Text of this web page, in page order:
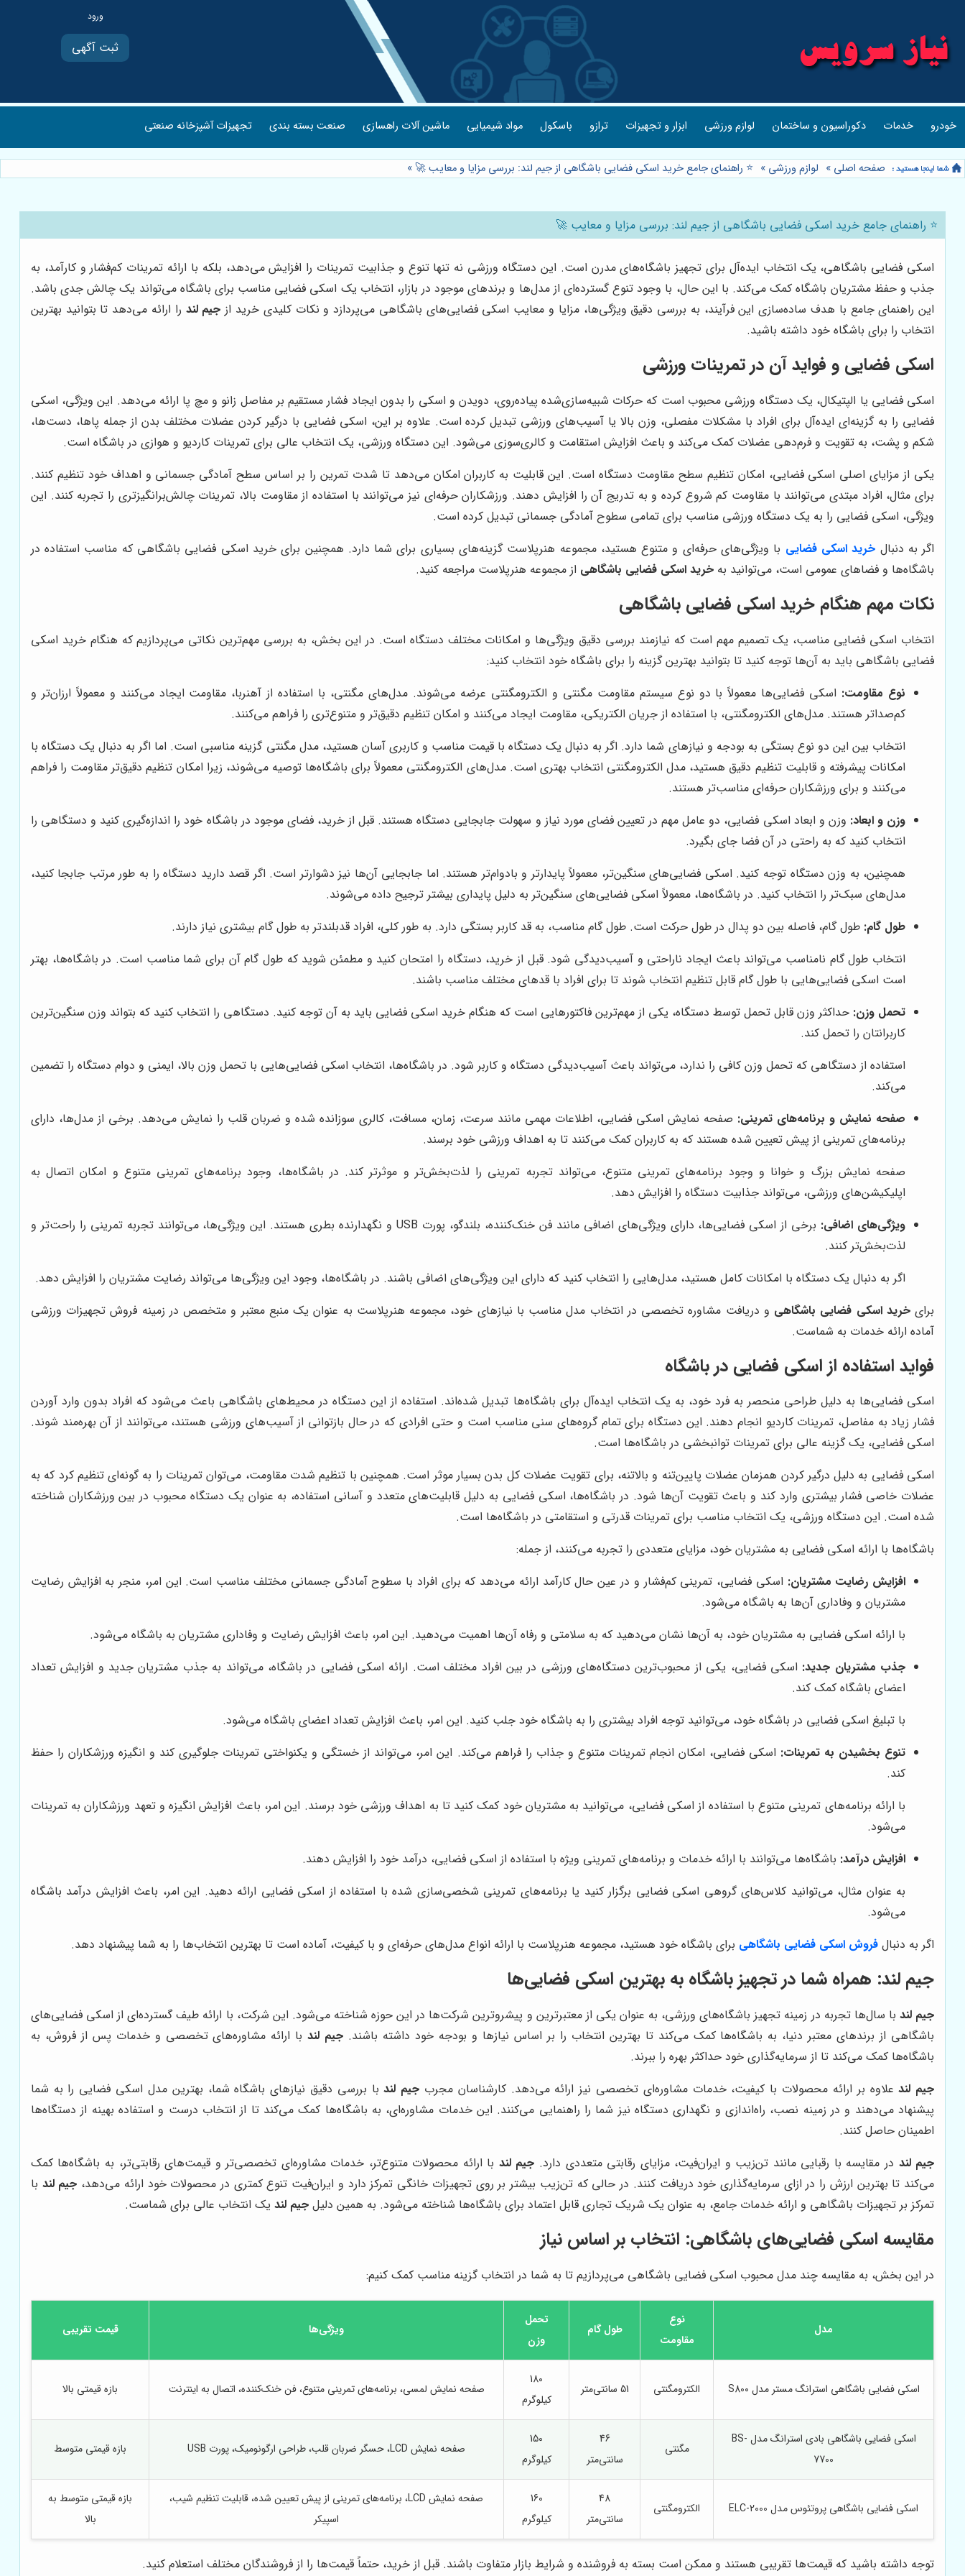
ثبت آگهی
خودرو خدمات دکوراسیون و ساختمان لوازم ورزشی ابزار و تجهیزات ترازو باسکول مواد شیمیایی ماشین آلات راهسازی صنعت بسته بندی تجهیزات آشپزخانه صنعتی
صفحه اصلی » لوازم ورزشی » ⭐️ راهنمای جامع خرید اسکی فضایی باشگاهی از جیم لند: بررسی مزایا و معایب 🚀 »
⭐️ راهنمای جامع خرید اسکی فضایی باشگاهی از جیم لند: بررسی مزایا و معایب 🚀
اسکی فضایی باشگاهی، یک انتخاب ایده‌آل برای تجهیز باشگاه‌های مدرن است. این دستگاه ورزشی نه تنها تنوع و جذابیت تمرینات را افزایش می‌دهد، بلکه با ارائه تمرینات کم‌فشار و کارآمد، به
جذب و حفظ مشتریان باشگاه کمک می‌کند. با این حال، با وجود تنوع گسترده‌ای از مدل‌ها و برندهای موجود در بازار، انتخاب یک اسکی فضایی مناسب برای باشگاه می‌تواند یک چالش جدی باشد.
این راهنمای جامع با هدف ساده‌سازی این فرآیند، به بررسی دقیق ویژگی‌ها، مزایا و معایب اسکی فضایی‌های باشگاهی می‌پردازد و نکات کلیدی خرید از جیم لند را ارائه می‌دهد تا بتوانید بهترین
انتخاب را برای باشگاه خود داشته باشید.
اسکی فضایی و فواید آن در تمرینات ورزشی
اسکی فضایی یا الپتیکال، یک دستگاه ورزشی محبوب است که حرکات شبیه‌سازی‌شده پیاده‌روی، دویدن و اسکی را بدون ایجاد فشار مستقیم بر مفاصل زانو و مچ پا ارائه می‌دهد. این ویژگی، اسکی
فضایی را به گزینه‌ای ایده‌آل برای افراد با مشکلات مفصلی، وزن بالا یا آسیب‌های ورزشی تبدیل کرده است. علاوه بر این، اسکی فضایی با درگیر کردن عضلات مختلف بدن از جمله پاها، دست‌ها،
شکم و پشت، به تقویت و فرم‌دهی عضلات کمک می‌کند و باعث افزایش استقامت و کالری‌سوزی می‌شود. این دستگاه ورزشی، یک انتخاب عالی برای تمرینات کاردیو و هوازی در باشگاه است.
یکی از مزایای اصلی اسکی فضایی، امکان تنظیم سطح مقاومت دستگاه است. این قابلیت به کاربران امکان می‌دهد تا شدت تمرین را بر اساس سطح آمادگی جسمانی و اهداف خود تنظیم کنند.
برای مثال، افراد مبتدی می‌توانند با مقاومت کم شروع کرده و به تدریج آن را افزایش دهند. ورزشکاران حرفه‌ای نیز می‌توانند با استفاده از مقاومت بالا، تمرینات چالش‌برانگیزتری را تجربه کنند. این
ویژگی، اسکی فضایی را به یک دستگاه ورزشی مناسب برای تمامی سطوح آمادگی جسمانی تبدیل کرده است.
اگر به دنبال خرید اسکی فضایی با ویژگی‌های حرفه‌ای و متنوع هستید، مجموعه هنرپلاست گزینه‌های بسیاری برای شما دارد. همچنین برای خرید اسکی فضایی باشگاهی که مناسب استفاده در
باشگاه‌ها و فضاهای عمومی است، می‌توانید به خرید اسکی فضایی باشگاهی از مجموعه هنرپلاست مراجعه کنید.
نکات مهم هنگام خرید اسکی فضایی باشگاهی
انتخاب اسکی فضایی مناسب، یک تصمیم مهم است که نیازمند بررسی دقیق ویژگی‌ها و امکانات مختلف دستگاه است. در این بخش، به بررسی مهم‌ترین نکاتی می‌پردازیم که هنگام خرید اسکی
فضایی باشگاهی باید به آن‌ها توجه کنید تا بتوانید بهترین گزینه را برای باشگاه خود انتخاب کنید:
نوع مقاومت: اسکی فضایی‌ها معمولاً با دو نوع سیستم مقاومت مگنتی و الکترومگنتی عرضه می‌شوند. مدل‌های مگنتی، با استفاده از آهنربا، مقاومت ایجاد می‌کنند و معمولاً ارزان‌تر و
کم‌صداتر هستند. مدل‌های الکترومگنتی، با استفاده از جریان الکتریکی، مقاومت ایجاد می‌کنند و امکان تنظیم دقیق‌تر و متنوع‌تری را فراهم می‌کنند.
انتخاب بین این دو نوع بستگی به بودجه و نیازهای شما دارد. اگر به دنبال یک دستگاه با قیمت مناسب و کاربری آسان هستید، مدل مگنتی گزینه مناسبی است. اما اگر به دنبال یک دستگاه با
امکانات پیشرفته و قابلیت تنظیم دقیق هستید، مدل الکترومگنتی انتخاب بهتری است. مدل‌های الکترومگنتی معمولاً برای باشگاه‌ها توصیه می‌شوند، زیرا امکان تنظیم دقیق‌تر مقاومت را فراهم
می‌کنند و برای ورزشکاران حرفه‌ای مناسب‌تر هستند.
وزن و ابعاد: وزن و ابعاد اسکی فضایی، دو عامل مهم در تعیین فضای مورد نیاز و سهولت جابجایی دستگاه هستند. قبل از خرید، فضای موجود در باشگاه خود را اندازه‌گیری کنید و دستگاهی را
انتخاب کنید که به راحتی در آن فضا جای بگیرد.
همچنین، به وزن دستگاه توجه کنید. اسکی فضایی‌های سنگین‌تر، معمولاً پایدارتر و بادوام‌تر هستند. اما جابجایی آن‌ها نیز دشوارتر است. اگر قصد دارید دستگاه را به طور مرتب جابجا کنید،
مدل‌های سبک‌تر را انتخاب کنید. در باشگاه‌ها، معمولاً اسکی فضایی‌های سنگین‌تر به دلیل پایداری بیشتر ترجیح داده می‌شوند.
طول گام: طول گام، فاصله بین دو پدال در طول حرکت است. طول گام مناسب، به قد کاربر بستگی دارد. به طور کلی، افراد قدبلندتر به طول گام بیشتری نیاز دارند.
انتخاب طول گام نامناسب می‌تواند باعث ایجاد ناراحتی و آسیب‌دیدگی شود. قبل از خرید، دستگاه را امتحان کنید و مطمئن شوید که طول گام آن برای شما مناسب است. در باشگاه‌ها، بهتر
است اسکی فضایی‌هایی با طول گام قابل تنظیم انتخاب شوند تا برای افراد با قد‌های مختلف مناسب باشند.
تحمل وزن: حداکثر وزن قابل تحمل توسط دستگاه، یکی از مهم‌ترین فاکتورهایی است که هنگام خرید اسکی فضایی باید به آن توجه کنید. دستگاهی را انتخاب کنید که بتواند وزن سنگین‌ترین
کاربرانتان را تحمل کند.
استفاده از دستگاهی که تحمل وزن کافی را ندارد، می‌تواند باعث آسیب‌دیدگی دستگاه و کاربر شود. در باشگاه‌ها، انتخاب اسکی فضایی‌هایی با تحمل وزن بالا، ایمنی و دوام دستگاه را تضمین
می‌کند.
صفحه نمایش و برنامه‌های تمرینی: صفحه نمایش اسکی فضایی، اطلاعات مهمی مانند سرعت، زمان، مسافت، کالری سوزانده شده و ضربان قلب را نمایش می‌دهد. برخی از مدل‌ها، دارای
برنامه‌های تمرینی از پیش تعیین شده هستند که به کاربران کمک می‌کنند تا به اهداف ورزشی خود برسند.
صفحه نمایش بزرگ و خوانا و وجود برنامه‌های تمرینی متنوع، می‌تواند تجربه تمرینی را لذت‌بخش‌تر و موثرتر کند. در باشگاه‌ها، وجود برنامه‌های تمرینی متنوع و امکان اتصال به
اپلیکیشن‌های ورزشی، می‌تواند جذابیت دستگاه را افزایش دهد.
ویژگی‌های اضافی:
برخی از اسکی فضایی‌ها، دارای ویژگی‌های اضافی مانند فن خنک‌کننده، بلندگو، پورت USB و نگهدارنده بطری هستند. این ویژگی‌ها، می‌توانند تجربه تمرینی را راحت‌تر و
لذت‌بخش‌تر کنند.
اگر به دنبال یک دستگاه با امکانات کامل هستید، مدل‌هایی را انتخاب کنید که دارای این ویژگی‌های اضافی باشند. در باشگاه‌ها، وجود این ویژگی‌ها می‌تواند رضایت مشتریان را افزایش دهد.
برایخرید اسکی فضایی باشگاهی و دریافت مشاوره تخصصی در انتخاب مدل مناسب با نیازهای خود، مجموعه هنرپلاست به عنوان یک منبع معتبر و متخصص در زمینه فروش تجهیزات ورزشی
آماده ارائه خدمات به شماست.
فواید استفاده از اسکی فضایی در باشگاه
اسکی فضایی‌ها به دلیل طراحی منحصر به فرد خود، به یک انتخاب ایده‌آل برای باشگاه‌ها تبدیل شده‌اند. استفاده از این دستگاه در محیط‌های باشگاهی باعث می‌شود که افراد بدون وارد آوردن
فشار زیاد به مفاصل، تمرینات کاردیو انجام دهند. این دستگاه برای تمام گروه‌های سنی مناسب است و حتی افرادی که در حال بازتوانی از آسیب‌های ورزشی هستند، می‌توانند از آن بهره‌مند شوند.
اسکی فضایی، یک گزینه عالی برای تمرینات توانبخشی در باشگاه‌ها است.
اسکی فضایی به دلیل درگیر کردن همزمان عضلات پایین‌تنه و بالاتنه، برای تقویت عضلات کل بدن بسیار موثر است. همچنین با تنظیم شدت مقاومت، می‌توان تمرینات را به گونه‌ای تنظیم کرد که به
عضلات خاصی فشار بیشتری وارد کند و باعث تقویت آن‌ها شود. در باشگاه‌ها، اسکی فضایی به دلیل قابلیت‌های متعدد و آسانی استفاده، به عنوان یک دستگاه محبوب در بین ورزشکاران شناخته
شده است. این دستگاه ورزشی، یک انتخاب مناسب برای تمرینات قدرتی و استقامتی در باشگاه‌ها است.
باشگاه‌ها با ارائه اسکی فضایی به مشتریان خود، مزایای متعددی را تجربه می‌کنند، از جمله:
افزایش رضایت مشتریان: اسکی فضایی، تمرینی کم‌فشار و در عین حال کارآمد ارائه می‌دهد که برای افراد با سطوح آمادگی جسمانی مختلف مناسب است. این امر، منجر به افزایش رضایت
مشتریان و وفاداری آن‌ها به باشگاه می‌شود.
با ارائه اسکی فضایی به مشتریان خود، به آن‌ها نشان می‌دهید که به سلامتی و رفاه آن‌ها اهمیت می‌دهید. این امر، باعث افزایش رضایت و وفاداری مشتریان به باشگاه می‌شود.
جذب مشتریان جدید: اسکی فضایی، یکی از محبوب‌ترین دستگاه‌های ورزشی در بین افراد مختلف است. ارائه اسکی فضایی در باشگاه، می‌تواند به جذب مشتریان جدید و افزایش تعداد
اعضای باشگاه کمک کند.
با تبلیغ اسکی فضایی در باشگاه خود، می‌توانید توجه افراد بیشتری را به باشگاه خود جلب کنید. این امر، باعث افزایش تعداد اعضای باشگاه می‌شود.
تنوع بخشیدن به تمرینات: اسکی فضایی، امکان انجام تمرینات متنوع و جذاب را فراهم می‌کند. این امر، می‌تواند از خستگی و یکنواختی تمرینات جلوگیری کند و انگیزه ورزشکاران را حفظ
کند.
با ارائه برنامه‌های تمرینی متنوع با استفاده از اسکی فضایی، می‌توانید به مشتریان خود کمک کنید تا به اهداف ورزشی خود برسند. این امر، باعث افزایش انگیزه و تعهد ورزشکاران به تمرینات
می‌شود.
افزایش درآمد: باشگاه‌ها می‌توانند با ارائه خدمات و برنامه‌های تمرینی ویژه با استفاده از اسکی فضایی، درآمد خود را افزایش دهند.
به عنوان مثال، می‌توانید کلاس‌های گروهی اسکی فضایی برگزار کنید یا برنامه‌های تمرینی شخصی‌سازی شده با استفاده از اسکی فضایی ارائه دهید. این امر، باعث افزایش درآمد باشگاه
می‌شود.
اگر به دنبال فروش اسکی فضایی باشگاهی برای باشگاه خود هستید، مجموعه هنرپلاست با ارائه انواع مدل‌های حرفه‌ای و با کیفیت، آماده است تا بهترین انتخاب‌ها را به شما پیشنهاد دهد.
جیم لند: همراه شما در تجهیز باشگاه به بهترین اسکی فضایی‌ها
جیم لندبا سال‌ها تجربه در زمینه تجهیز باشگاه‌های ورزشی، به عنوان یکی از معتبرترین و پیشروترین شرکت‌ها در این حوزه شناخته می‌شود. این شرکت، با ارائه طیف گسترده‌ای از اسکی فضایی‌های
باشگاهی از برندهای معتبر دنیا، به باشگاه‌ها کمک می‌کند تا بهترین انتخاب را بر اساس نیازها و بودجه خود داشته باشند. جیم لندبا ارائه مشاوره‌های تخصصی و خدمات پس از فروش، به
باشگاه‌ها کمک می‌کند تا از سرمایه‌گذاری خود حداکثر بهره را ببرند.
جیم لندعلاوه بر ارائه محصولات با کیفیت، خدمات مشاوره‌ای تخصصی نیز ارائه می‌دهد. کارشناسان مجرب جیم لندبا بررسی دقیق نیازهای باشگاه شما، بهترین مدل اسکی فضایی را به شما
پیشنهاد می‌دهند و در زمینه نصب، راه‌اندازی و نگهداری دستگاه نیز شما را راهنمایی می‌کنند. این خدمات مشاوره‌ای، به باشگاه‌ها کمک می‌کند تا از انتخاب درست و استفاده بهینه از دستگاه‌ها
اطمینان حاصل کنند.
جیم لند در مقایسه با رقبایی مانند تن‌زیب و ایران‌فیت، مزایای رقابتی متعددی دارد. جیم لند با ارائه محصولات متنوع‌تر، خدمات مشاوره‌ای تخصصی‌تر و قیمت‌های رقابتی‌تر، به باشگاه‌ها کمک
می‌کند تا بهترین ارزش را در ازای سرمایه‌گذاری خود دریافت کنند. در حالی که تن‌زیب بیشتر بر روی تجهیزات خانگی تمرکز دارد و ایران‌فیت تنوع کمتری در محصولات خود ارائه می‌دهد، جیم لند با
تمرکز بر تجهیزات باشگاهی و ارائه خدمات جامع، به عنوان یک شریک تجاری قابل اعتماد برای باشگاه‌ها شناخته می‌شود. به همین دلیل جیم لندیک انتخاب عالی برای شماست.
مقایسه اسکی فضایی‌های باشگاهی: انتخاب بر اساس نیاز
در این بخش، به مقایسه چند مدل محبوب اسکی فضایی باشگاهی می‌پردازیم تا به شما در انتخاب گزینه مناسب کمک کنیم:
مدل
نوع
مقاومت
طول گام
تحمل
وزن
ویژگی‌ها قیمت تقریبی
اسکی فضایی باشگاهی استرانگ مستر مدل S800 الکترومگنتی 51 سانتی‌متر
180
کیلوگرم
صفحه نمایش لمسی، برنامه‌های تمرینی متنوع، فن خنک‌کننده، اتصال به اینترنت بازه قیمتی بالا
اسکی فضایی باشگاهی بادی استرانگ مدل BS-
7700
مگنتی
46
سانتی‌متر
150
کیلوگرم
صفحه نمایش LCD، حسگر ضربان قلب، طراحی ارگونومیک، پورت USB بازه قیمتی متوسط
اسکی فضایی باشگاهی پروتئوس مدل ELC-2000 الکترومگنتی
48
سانتی‌متر
160
کیلوگرم
صفحه نمایش LCD، برنامه‌های تمرینی از پیش تعیین شده، قابلیت تنظیم شیب،
اسپیکر
بازه قیمتی متوسط به
بالا
توجه داشته باشید که قیمت‌ها تقریبی هستند و ممکن است بسته به فروشنده و شرایط بازار متفاوت باشند. قبل از خرید، حتماً قیمت‌ها را از فروشندگان مختلف استعلام کنید.